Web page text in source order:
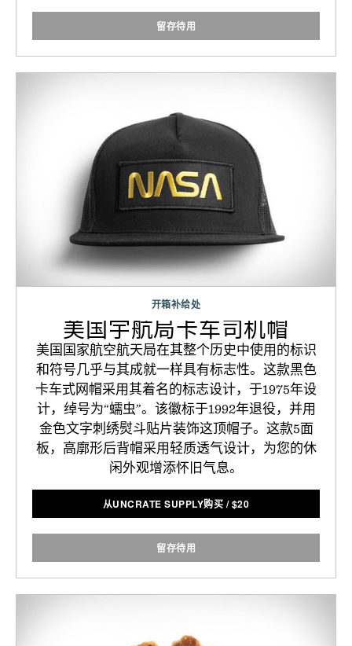
留存待用
开箱补给处
美国宇航局卡车司机帽
美国国家航空航天局在其整个历史中使用的标识
和符号几乎与其成就一样具有标志性。这款黑色
卡车式网帽采用其着名的标志设计，于1975年设
计，绰号为“蠕虫”。该徽标于1992年退役，并用
金色文字刺绣熨斗贴片装饰这顶帽子。这款5面
板，高廓形后背帽采用轻质透气设计，为您的休
闲外观增添怀旧气息。
从UNCRATE SUPPLY购买 /$20
留存待用